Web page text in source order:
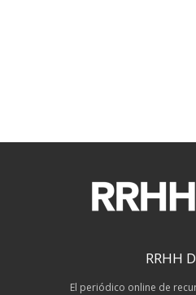
RRHH
El periódico online de